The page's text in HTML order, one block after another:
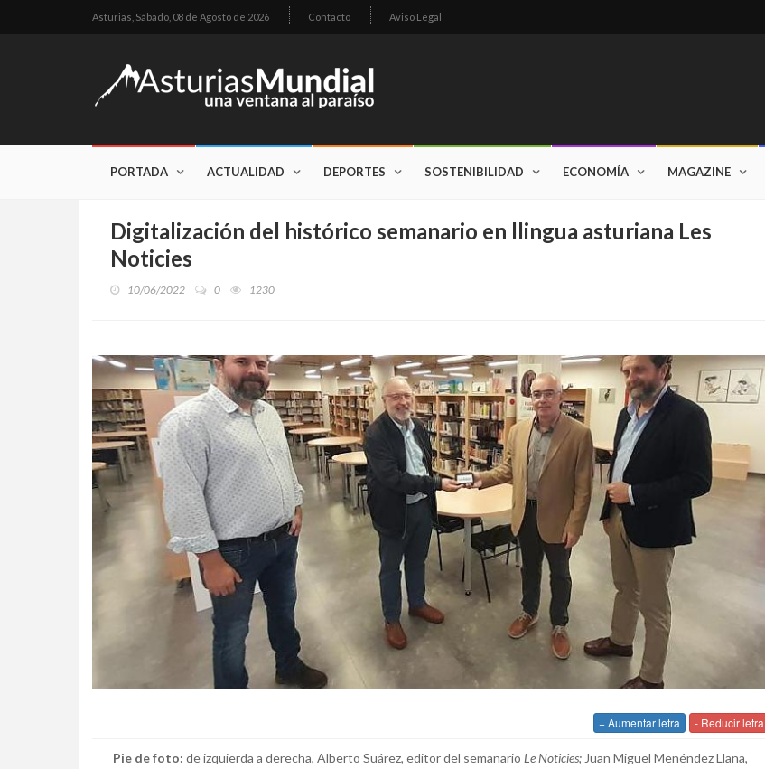
Asturias, Sábado, 08 de Agosto de 2026 Contacto Aviso Legal
PORTADA ACTUALIDAD DEPORTES SOSTENIBILIDAD ECONOMÍA MAGAZINE
Digitalización del histórico semanario en llingua asturiana Les
Noticies
10/06/2022 0 1230
+ Aumentar letra - Reducir letra
Pie de foto: de izquierda a derecha, Alberto Suárez, editor del semanario Le Noticies;Juan Miguel Menéndez Llana,